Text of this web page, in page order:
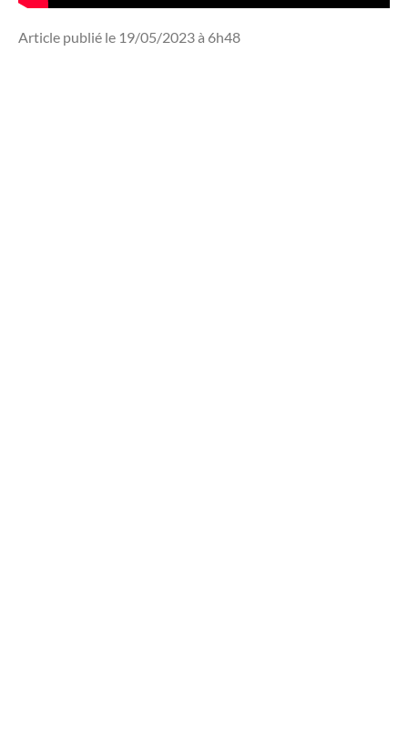
Article publié le 19/05/2023 à 6h48